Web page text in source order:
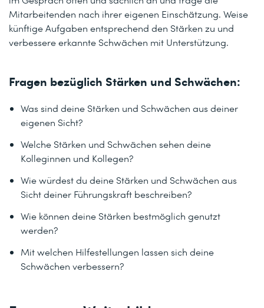
Mitarbeitenden nach ihrer eigenen Einschätzung. Weise
künftige Aufgaben entsprechend den Stärken zu und
verbessere erkannte Schwächen mit Unterstützung.
Fragen bezüglich Stärken und Schwächen:
Was sind deine Stärken und Schwächen aus deiner
eigenen Sicht?
Welche Stärken und Schwächen sehen deine
Kolleginnen und Kollegen?
Wie würdest du deine Stärken und Schwächen aus
Sicht deiner Führungskraft beschreiben?
Wie können deine Stärken bestmöglich genutzt
werden?
Mit welchen Hilfestellungen lassen sich deine
Schwächen verbessern?